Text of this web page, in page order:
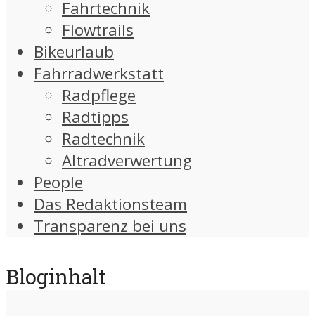
Fahrtechnik
Flowtrails
Bikeurlaub
Fahrradwerkstatt
Radpflege
Radtipps
Radtechnik
Altradverwertung
People
Das Redaktionsteam
Transparenz bei uns
Bloginhalt